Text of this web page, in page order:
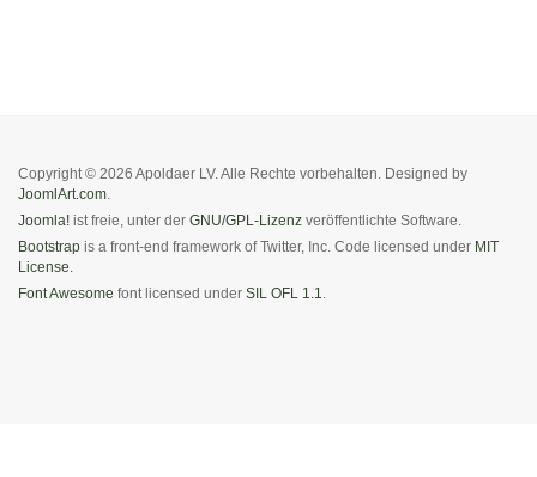
Copyright © 2026 Apoldaer LV. Alle Rechte vorbehalten. Designed by
JoomlArt.com.
Joomla! ist freie, unter der GNU/GPL-Lizenz veröffentlichte Software.
Bootstrap is a front-end framework of Twitter, Inc. Code licensed under MIT
License.
Font Awesome font licensed under SIL OFL 1.1.